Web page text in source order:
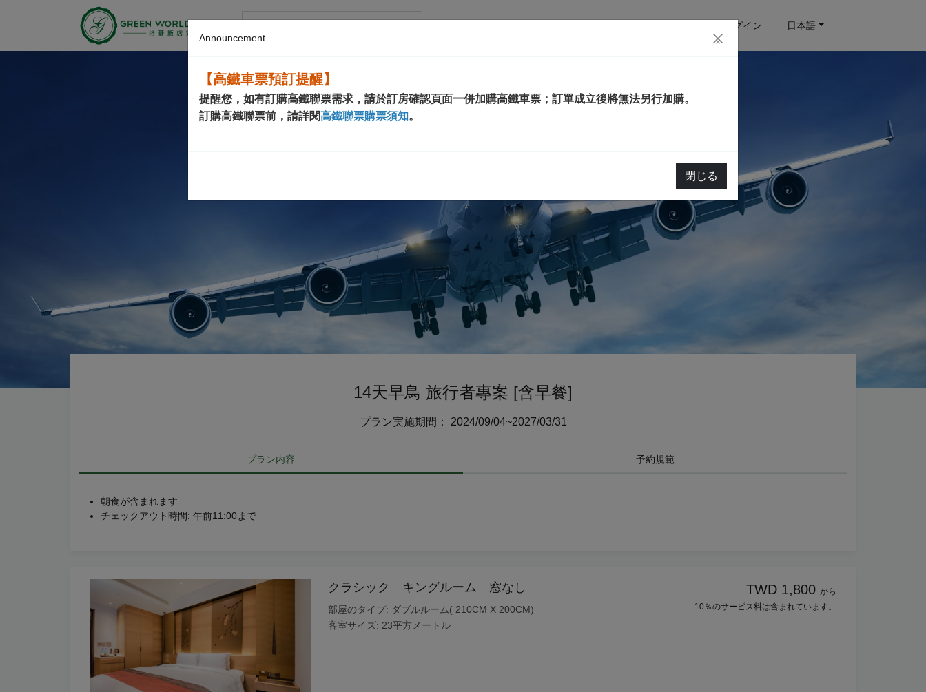
ログイン 日本語
14天早鳥 旅行者專案 [含早餐]
プラン実施期間： 2024/09/04~2027/03/31
プラン内容 予約規範
朝食が含まれます
チェックアウト時間: 午前11:00まで
クラシック キングルーム 窓なし
部屋のタイプ: ダブルルーム( 210CM X 200CM)
客室サイズ: 23平方メートル
TWD 1,800 から
10％のサービス料は含まれています。
Announcement ×
【高鐵車票預訂提醒】
提醒您，如有訂購高鐵聯票需求，請於訂房確認頁面一併加購高鐵車票；訂單成立後將無法另行加購。
訂購高鐵聯票前，請詳閱高鐵聯票購票須知。
閉じる